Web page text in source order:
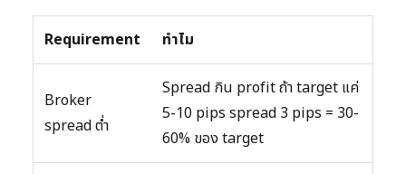
Requirement ทำไม
Broker
spread ต่ำ
Spread กิน profit ถ้า target แค่
5-10 pips spread 3 pips = 30-
60% ของ target